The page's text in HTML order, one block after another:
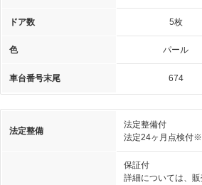
ドア数 5枚
色 パール
車台番号末尾 674
法定整備
法定整備付
法定24ヶ月点検付
保証付
詳細については、販